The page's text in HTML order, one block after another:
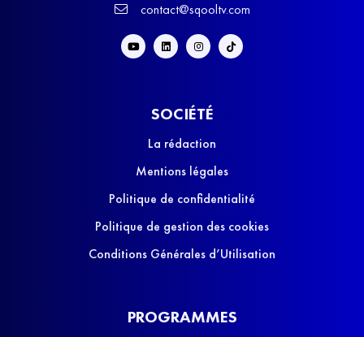
contact@sqooltv.com
SOCIÉTÉ
La rédaction
Mentions légales
Politique de confidentialité
Politique de gestion des cookies
Conditions Générales d’Utilisation
PROGRAMMES